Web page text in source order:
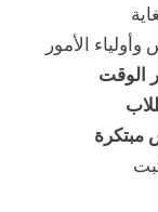
الأمور
الوقت
مبتكرة